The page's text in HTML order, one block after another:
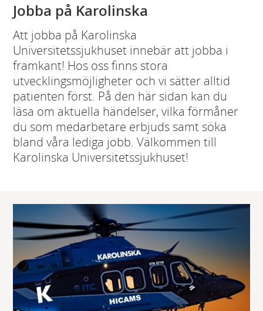
Jobba på Karolinska
Att jobba på Karolinska
Universitetssjukhuset innebär att jobba i
framkant! Hos oss finns stora
utvecklingsmöjligheter och vi sätter alltid
patienten först. På den här sidan kan du
läsa om aktuella händelser, vilka förmåner
du som medarbetare erbjuds samt söka
bland våra lediga jobb. Välkommen till
Karolinska Universitetssjukhuset!